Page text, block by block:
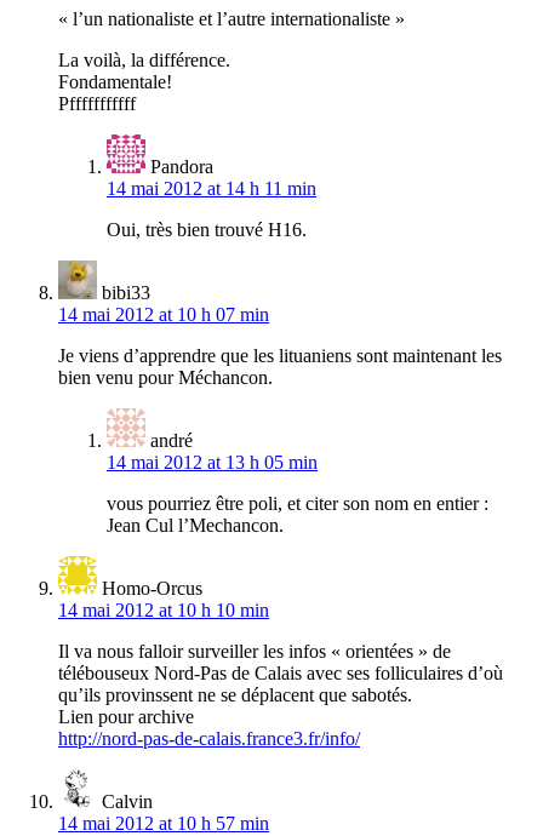
« l’un nationaliste et l’autre internationaliste »
La voilà, la différence.
Fondamentale!
Pfffffffffff
Pandora
14 mai 2012 at 14 h 11 min
Oui, très bien trouvé H16.
bibi33
14 mai 2012 at 10 h 07 min
Je viens d’apprendre que les lituaniens sont maintenant les
bien venu pour Méchancon.
andré
14 mai 2012 at 13 h 05 min
vous pourriez être poli, et citer son nom en entier :
Jean Cul l’Mechancon.
Homo-Orcus
14 mai 2012 at 10 h 10 min
Il va nous falloir surveiller les infos « orientées » de
télébouseux Nord-Pas de Calais avec ses folliculaires d’où
qu’ils provinssent ne se déplacent que sabotés.
Lien pour archive
http://nord-pas-de-calais.france3.fr/info/
Calvin
14 mai 2012 at 10 h 57 min